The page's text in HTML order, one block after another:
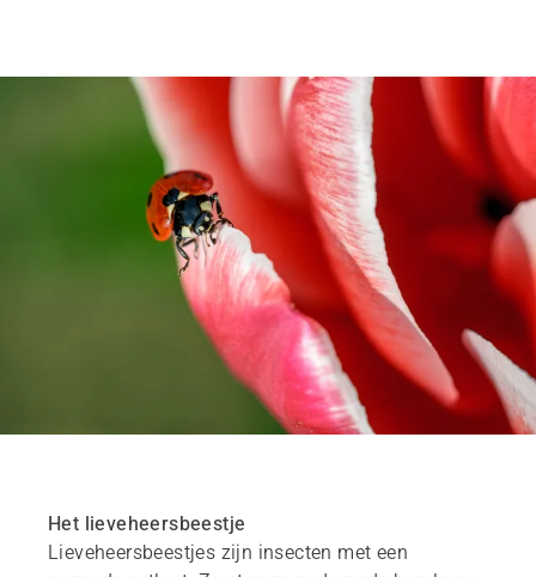
Het lieveheersbeestje
Lieveheersbeestjes zijn insecten met een